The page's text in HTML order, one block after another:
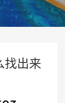
找出来